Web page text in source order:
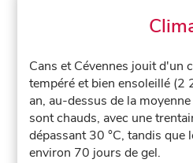
Cans et Cévennes jouit d'un
tempéré et bien ensoleillé (2
an, au-dessus de la
sont chauds, avec une
dépassant 30 °C, tandis que
environ 70 jours de gel.